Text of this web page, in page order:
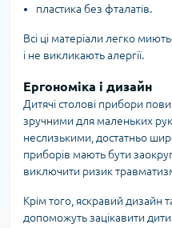
пластика без фталатів.
Всі ці матеріали легко
і не викликають алергії.
Ергономіка і дизайн
Дитячі столові прибори
зручними для маленьких
неслизькими, достатньо
приборів мають бути
виключити ризик
Крім того, яскравий дизайн
допоможуть зацікавити